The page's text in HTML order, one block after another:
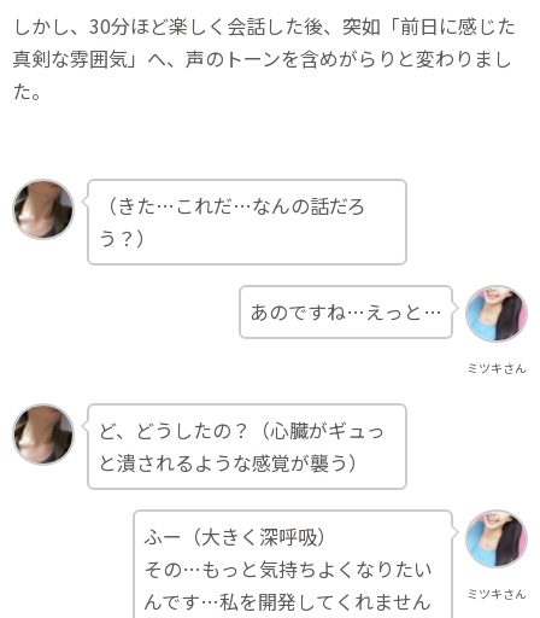
しかし、30分ほど楽しく会話した後、突如「前日に感じた
真剣な雰囲気」へ、声のトーンを含めがらりと変わりまし
た。
（きた…これだ…なんの話だろ
う？）
ミツキさん
あのですね…えっと…
ど、どうしたの？（心臓がギュっ
と潰されるような感覚が襲う）
ミツキさん
ふー（大きく深呼吸）
その…もっと気持ちよくなりたい
んです…私を開発してくれません